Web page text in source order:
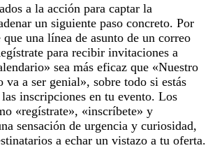
a la acción para captar la
un siguiente paso concreto. Por
una línea de asunto de un correo
para recibir invitaciones a
sea más eficaz que «Nuestro
va a ser genial», sobre todo si estás
inscripciones en tu evento. Los
«regístrate», «inscríbete» y
sensación de urgencia y curiosidad,
a echar un vistazo a tu oferta.